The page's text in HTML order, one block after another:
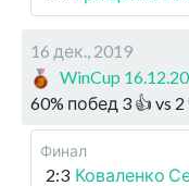
16 дек., 2019
WinCup
60% побед 3 👍 vs 2
Финал
2:3 Коваленко